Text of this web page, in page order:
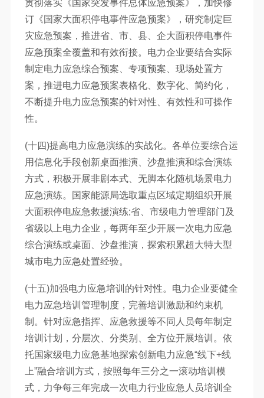
贯彻落实《国家突发事件总体应急预案》，加快修
订《国家大面积停电事件应急预案》，研究制定巨
灾应急预案，推进省、市、县、企大面积停电事件
应急预案全覆盖和有效衔接。电力企业要结合实际
制定电力应急综合预案、专项预案、现场处置方
案，推进电力应急预案表格化、数字化、简约化，
不断提升电力应急预案的针对性、有效性和可操作
性。
(十四)提高电力应急演练的实战化。各单位要综合运
用信息化手段创新桌面推演、沙盘推演和综合演练
方式，积极开展非剧本式、无脚本化随机场景电力
应急演练。国家能源局选取重点区域定期组织开展
大面积停电应急救援演练;省、市级电力管理部门及
省级以上电力企业，每两年至少开展一次电力应急
综合演练或桌面、沙盘推演，探索积累超大特大型
城市电力应急处置经验。
(十五)加强电力应急培训的针对性。电力企业要健全
电力应急培训管理制度，完善培训激励和约束机
制。针对应急指挥、应急救援等不同人员每年制定
培训计划，分层次、分类别、全方位开展培训。依
托国家级电力应急基地探索创新电力应急“线下+线
上”融合培训方式，按照每年三分之一滚动培训模
式，力争每三年完成一次电力行业应急人员培训全